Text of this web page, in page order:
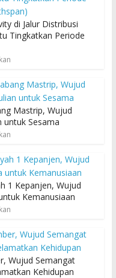
di Jalur Distribusi
Tingkatkan Periode
Mastrip, Wujud
untuk Sesama
1 Kepanjen, Wujud
Kemanusiaan
Wujud Semangat
Kehidupan